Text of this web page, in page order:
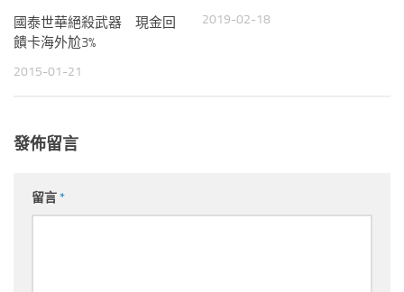
國泰世華絕殺武器 現金回
饋卡海外尬3%
2015-01-21
2019-02-18
發佈留言
留言*